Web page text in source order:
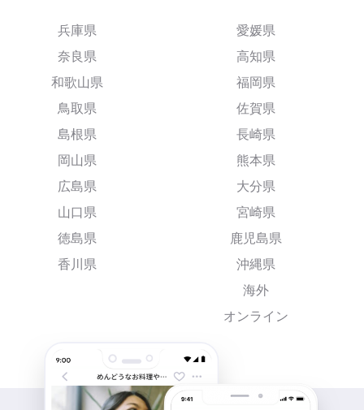
兵庫県
奈良県
和歌山県
鳥取県
島根県
岡山県
広島県
山口県
徳島県
香川県
愛媛県
高知県
福岡県
佐賀県
長崎県
熊本県
大分県
宮崎県
鹿児島県
沖縄県
海外
オンライン